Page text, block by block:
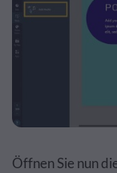
Öffnen Sie nun